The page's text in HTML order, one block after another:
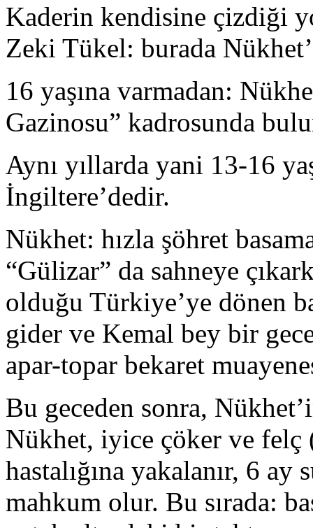
Kaderin kendisine çizdiği
Zeki Tükel: burada
16 yaşına varmadan:
Gazinosu” kadrosunda
Aynı yıllarda yani 13-16
İngiltere’dedir.
Nükhet: hızla şöhret
“Gülizar” da sahneye
olduğu Türkiye’ye dönen
gider ve Kemal bey bir
apar-topar bekaret
Bu geceden sonra,
Nükhet, iyice çöker ve felç
hastalığına yakalanır, 6
mahkum olur. Bu sırada: